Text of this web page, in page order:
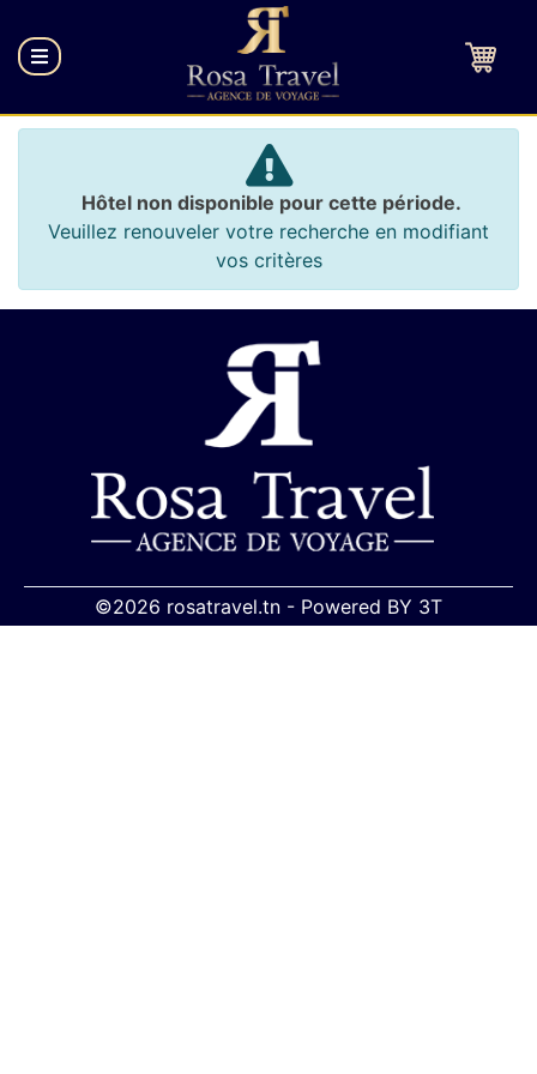
Hôtel non disponible pour cette période.
Veuillez renouveler votre recherche en modifiant
vos critères
©2026 rosatravel.tn - Powered BY 3T